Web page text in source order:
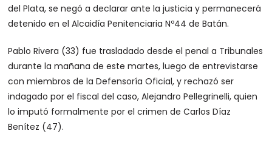
del Plata, se negó a declarar ante la justicia y permanecerá
detenido en el Alcaidía Penitenciaria Nº44 de Batán.
Pablo Rivera (33) fue trasladado desde el penal a Tribunales
durante la mañana de este martes, luego de entrevistarse
con miembros de la Defensoría Oficial, y rechazó ser
indagado por el fiscal del caso, Alejandro Pellegrinelli, quien
lo imputó formalmente por el crimen de Carlos Díaz
Benítez (47).